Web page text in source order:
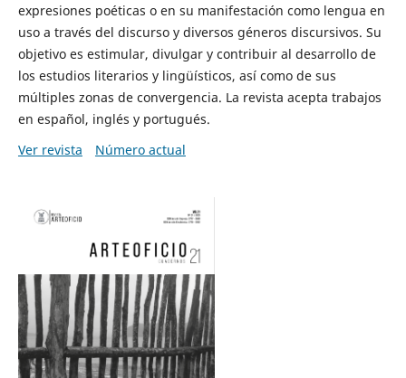
expresiones poéticas o en su manifestación como lengua en
uso a través del discurso y diversos géneros discursivos. Su
objetivo es estimular, divulgar y contribuir al desarrollo de
los estudios literarios y lingüísticos, así como de sus
múltiples zonas de convergencia. La revista acepta trabajos
en español, inglés y portugués.
Ver revista
Número actual